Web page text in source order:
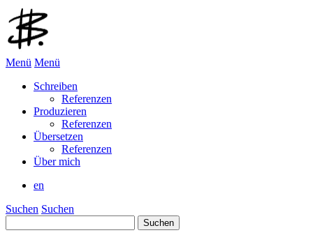
Menü Menü
Schreiben
Referenzen
Produzieren
Referenzen
Übersetzen
Referenzen
Über mich
en
Suchen Suchen
nach: